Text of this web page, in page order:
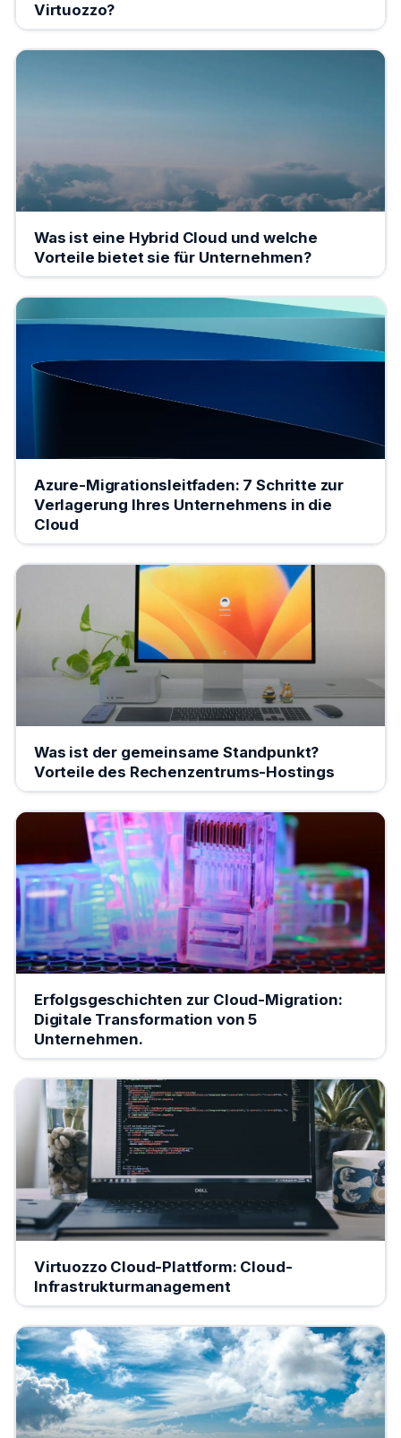
Virtuozzo?
Was ist eine Hybrid Cloud und welche
Vorteile bietet sie für Unternehmen?
Azure-Migrationsleitfaden: 7 Schritte zur
Verlagerung Ihres Unternehmens in die
Cloud
Was ist der gemeinsame Standpunkt?
Vorteile des Rechenzentrums-Hostings
Erfolgsgeschichten zur Cloud-Migration:
Digitale Transformation von 5
Unternehmen.
Virtuozzo Cloud-Plattform: Cloud-
Infrastrukturmanagement